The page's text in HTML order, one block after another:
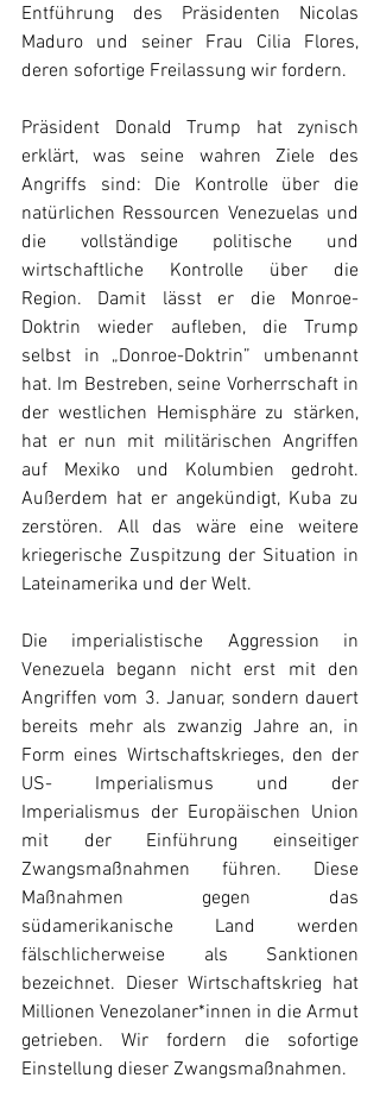
Entführung des Präsidenten Nicolas
Maduro und seiner Frau Cilia Flores,
deren sofortige Freilassung wir fordern.
Präsident Donald Trump hat zynisch
erklärt, was seine wahren Ziele des
Angriffs sind: Die Kontrolle über die
natürlichen Ressourcen Venezuelas und
die vollständige politische und
wirtschaftliche Kontrolle über die
Region. Damit lässt er die Monroe-
Doktrin wieder aufleben, die Trump
selbst in „Donroe-Doktrin” umbenannt
hat. Im Bestreben, seine Vorherrschaft in
der westlichen Hemisphäre zu stärken,
hat er nun mit militärischen Angriffen
auf Mexiko und Kolumbien gedroht.
Außerdem hat er angekündigt, Kuba zu
zerstören. All das wäre eine weitere
kriegerische Zuspitzung der Situation in
Lateinamerika und der Welt.
Die imperialistische Aggression in
Venezuela begann nicht erst mit den
Angriffen vom 3. Januar, sondern dauert
bereits mehr als zwanzig Jahre an, in
Form eines Wirtschaftskrieges, den der
US- Imperialismus und der
Imperialismus der Europäischen Union
mit der Einführung einseitiger
Zwangsmaßnahmen führen. Diese
Maßnahmen gegen das
südamerikanische Land werden
fälschlicherweise als Sanktionen
bezeichnet. Dieser Wirtschaftskrieg hat
Millionen Venezolaner*innen in die Armut
getrieben. Wir fordern die sofortige
Einstellung dieser Zwangsmaßnahmen.